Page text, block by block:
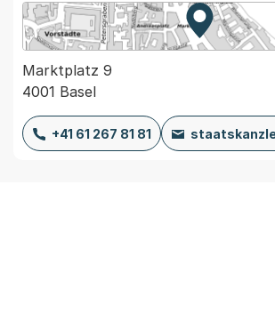
Zur Karte
Externer
Marktplatz 9
4001 Basel
+41 61 267 81 81